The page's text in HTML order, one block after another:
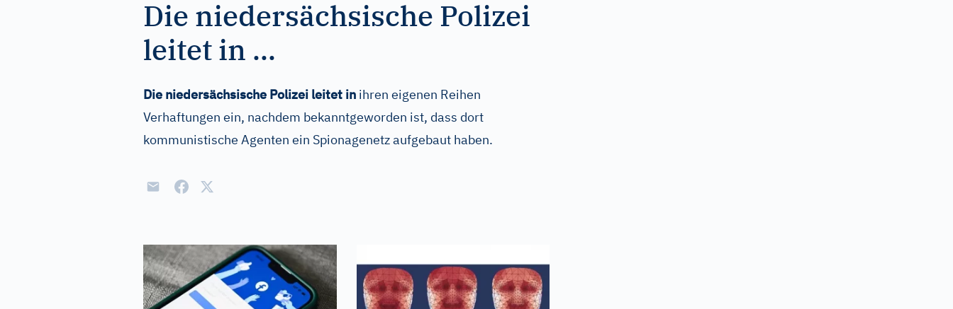
Die niedersächsische Polizei
leitet in ...
Die niedersächsische Polizei leitet in ihren eigenen Reihen
Verhaftungen ein, nachdem bekanntgeworden ist, dass dort
kommunistische Agenten ein Spionagenetz aufgebaut haben.